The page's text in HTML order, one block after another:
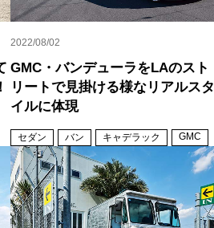
2022/08/02
GMC・バンデューラをLAのスト
リートで見掛ける様なリアルスタ
イルに体現
セダン バン キャデラック GMC